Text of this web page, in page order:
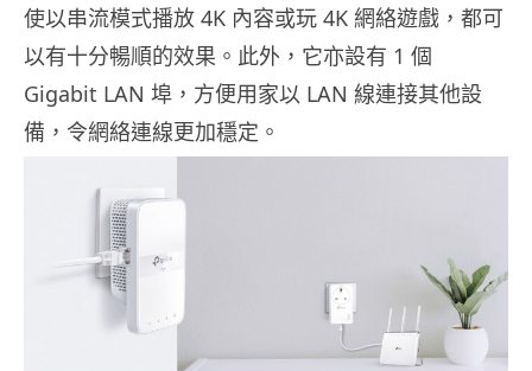
使以串流模式播放 4K 內容或玩 4K 網絡遊戲，都可
以有十分暢順的效果。此外，它亦設有 1 個
Gigabit LAN 埠，方便用家以 LAN 線連接其他設
備，令網絡連線更加穩定。